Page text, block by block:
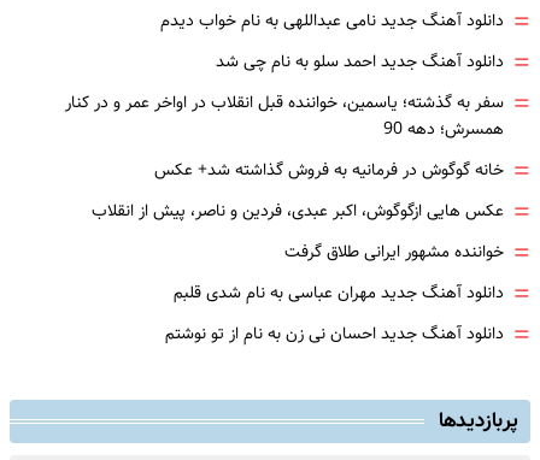
= دانلود آهنگ جدید نامی عبداللهی به نام خواب دیدم
= دانلود آهنگ جدید احمد سلو به نام چی شد
= سفر به گذشته؛ یاسمین، خواننده قبل انقلاب در اواخر عمر و در کنار
همسرش؛ دهه 90
= خانه گوگوش در فرمانیه به فروش گذاشته شد+ عکس
= عکس هایی ازگوگوش، اکبر عبدی، فردین و ناصر، پیش از انقلاب
= خواننده مشهور ایرانی طلاق گرفت
= دانلود آهنگ جدید مهران عباسی به نام شدی قلبم
= دانلود آهنگ جدید احسان نی زن به نام از تو نوشتم
پربازدیدها